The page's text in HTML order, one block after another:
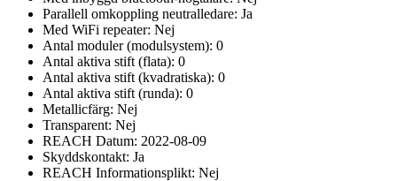
Parallell omkoppling neutralledare: Ja
Med WiFi repeater: Nej
Antal moduler (modulsystem): 0
Antal aktiva stift (flata): 0
Antal aktiva stift (kvadratiska): 0
Antal aktiva stift (runda): 0
Metallicfärg: Nej
Transparent: Nej
REACH Datum: 2022-08-09
Skyddskontakt: Ja
REACH Informationsplikt: Nej